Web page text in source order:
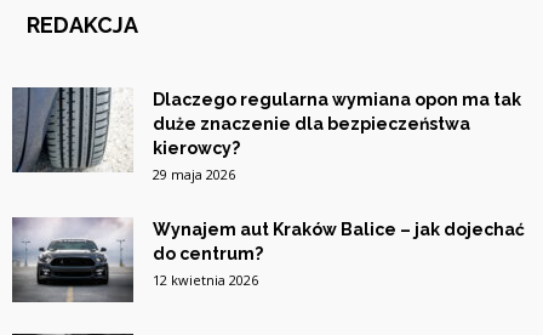
REDAKCJA
Dlaczego regularna wymiana opon ma tak
duże znaczenie dla bezpieczeństwa
kierowcy?
29 maja 2026
Wynajem aut Kraków Balice – jak dojechać
do centrum?
12 kwietnia 2026